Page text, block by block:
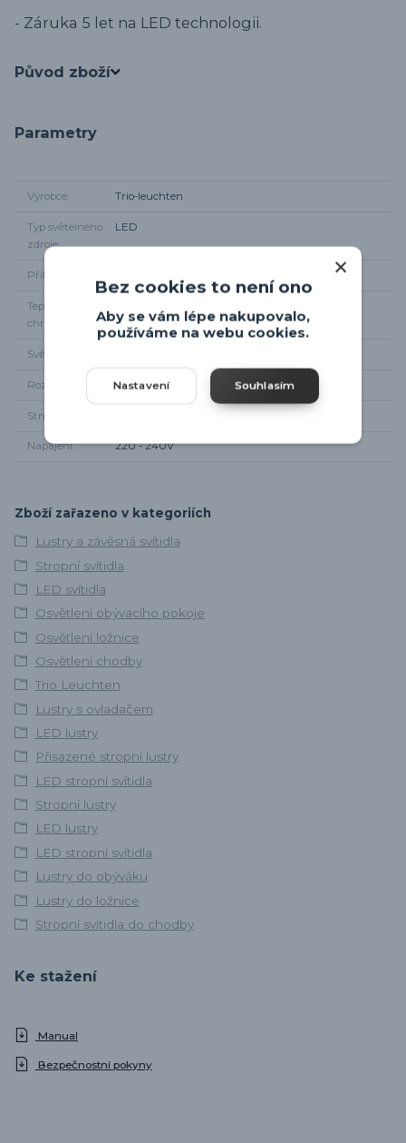
- Záruka 5 let na LED technologii.
Původ zboží
Parametry
Výrobce Trio-leuchten
Typ světelného
zdroje
LED
Příkon
Teplota
chromatičnosti
Světelný tok
Rozměr svítidla průměr 60cm, od stropu 12cm
Stmívání
Napájení 220 - 240V
Zboží zařazeno v kategoriích
Lustry a závěsná svítidla
Stropní svítidla
LED svítidla
Osvětlení obývacího pokoje
Osvětlení ložnice
Osvětlení chodby
Trio Leuchten
Lustry s ovladačem
LED lustry
Přisazené stropní lustry
LED stropní svítidla
Stropní lustry
LED lustry
LED stropní svítidla
Lustry do obýváku
Lustry do ložnice
Stropní svítidla do chodby
Ke stažení
Manual
Bezpečnostní pokyny
Bez cookies to není ono
Aby se vám lépe nakupovalo,
používáme na webu cookies.
Nastavení Souhlasím